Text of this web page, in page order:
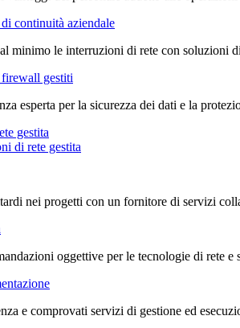
continuità aziendale
minimo le interruzioni di rete con soluzioni
gestiti
esperta per la sicurezza dei dati e la
gestita
di rete gestita
nei progetti con un fornitore di servizi
oggettive per le tecnologie di rete e
e comprovati servizi di gestione ed